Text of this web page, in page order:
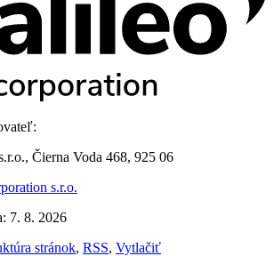
Čierna Voda 468, 925 06
s.r.o.
7. 8. 2026
stránok, RSS, Vytlačiť